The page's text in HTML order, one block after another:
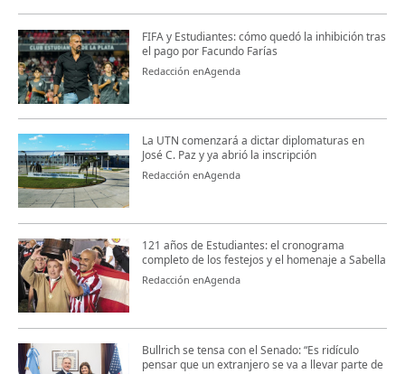
FIFA y Estudiantes: cómo quedó la inhibición tras
el pago por Facundo Farías
Redacción enAgenda
La UTN comenzará a dictar diplomaturas en
José C. Paz y ya abrió la inscripción
Redacción enAgenda
121 años de Estudiantes: el cronograma
completo de los festejos y el homenaje a Sabella
Redacción enAgenda
Bullrich se tensa con el Senado: “Es ridículo
pensar que un extranjero se va a llevar parte de